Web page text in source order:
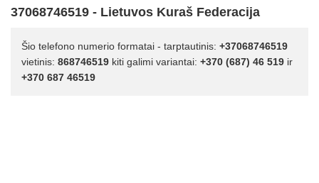
37068746519 - Lietuvos Kuraš Federacija
Šio telefono numerio formatai - tarptautinis: +37068746519
vietinis: 868746519 kiti galimi variantai: +370 (687) 46 519 ir
+370 687 46519